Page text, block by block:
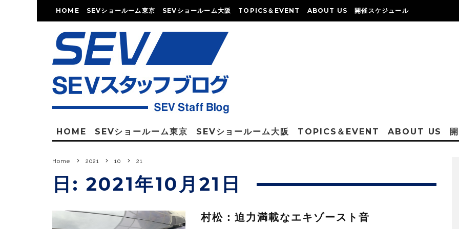
HOME SEVショールーム東京 SEVショールーム大阪 TOPICS＆EVENT ABOUT US 開催スケジュール
HOME SEVショールーム東京 SEVショールーム大阪 TOPICS＆EVENT ABOUT US
Home 2021 10 21
日: 2021年10月21日
村松：迫力満載なエキゾースト音